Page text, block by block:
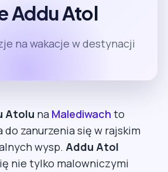
Addu Atol
na wakacje w destynacji
Atolu na Malediwach to
do zanurzenia się w rajskim
wysp. Addu Atol
nie tylko malowniczymi